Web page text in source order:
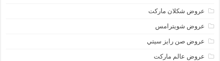
عروض شكلان ماركت
عروض شويترامس
عروض صن رايز سيتي
عروض عالم ماركت